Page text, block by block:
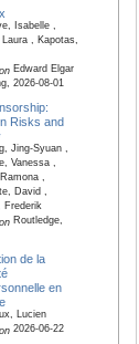
Isabelle ,
, Kapotas,
Edward Elgar
2026-08-01
Risks and
Jing-Syuan ,
Vanessa ,
,
David ,
Frederik
Routledge,
de la
en
Lucien
2026-06-22